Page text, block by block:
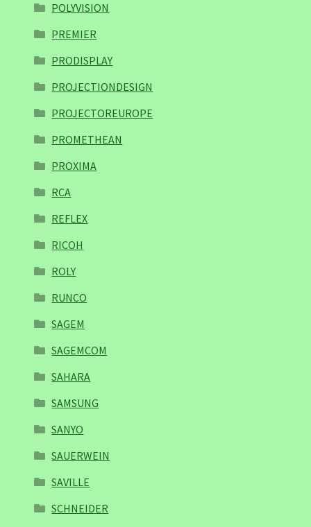
POLYVISION
PREMIER
PRODISPLAY
PROJECTIONDESIGN
PROJECTOREUROPE
PROMETHEAN
PROXIMA
RCA
REFLEX
RICOH
ROLY
RUNCO
SAGEM
SAGEMCOM
SAHARA
SAMSUNG
SANYO
SAUERWEIN
SAVILLE
SCHNEIDER